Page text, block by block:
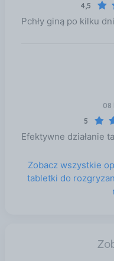
4,5
Pchły giną po kilku
08
5
Efektywne działanie
Zobacz wszystkie
tabletki do